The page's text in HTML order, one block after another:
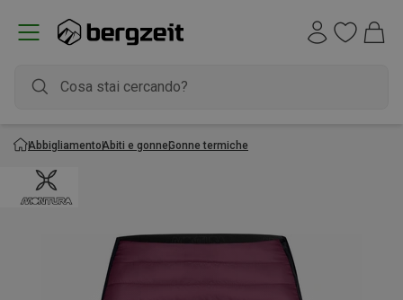
AbbigliamentoAbiti e gonneGonne termiche